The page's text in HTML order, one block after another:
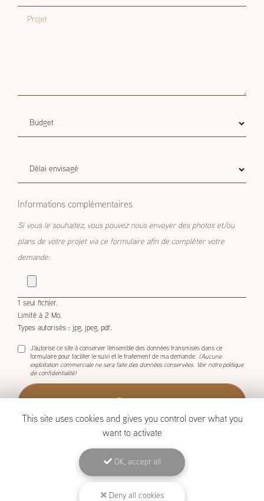
Projet
Budget
estimatif
Budget estimatif
Délai
envisagé
Délai envisagé
Informations complémentaires
Si vous le souhaitez, vous pouvez nous envoyer des photos et/ou
plans de votre projet via ce formulaire afin de compléter votre
demande.
1 seul fichier.
Limité à 2 Mo.
Types autorisés : jpg, jpeg, pdf.
J'autorise ce site à conserver l'ensemble des données transmises dans ce
formulaire pour faciliter le suivi et le traitement de ma demande. (Aucune
exploitation commerciale ne sera faite des données conservées. Voir notrepolitique
de confidentialité)
Plan du site -Liens utiles
This site uses cookies and gives you control over what you
want to activate
OK, accept all
Deny all cookies